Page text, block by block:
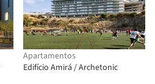
Apartamentos
Edifício Amirá / Archetonic